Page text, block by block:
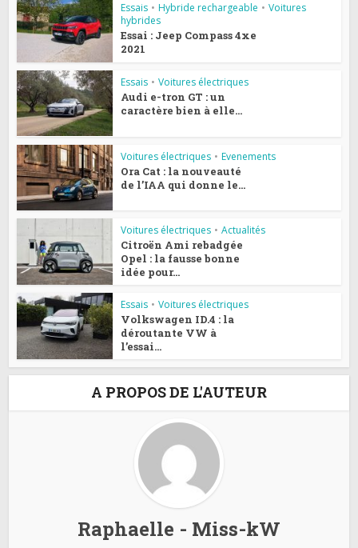
Essais • Hybride rechargeable • Voitures
hybrides
Essai : Jeep Compass 4xe
2021
Essais • Voitures électriques
Audi e-tron GT : un
caractère bien à elle…
Voitures électriques • Evenements
Ora Cat : la nouveauté
de l’IAA qui donne le...
Voitures électriques • Actualités
Citroën Ami rebadgée
Opel : la fausse bonne
idée pour...
Essais • Voitures électriques
Volkswagen ID.4 : la
déroutante VW à
l’essai...
A PROPOS DE L'AUTEUR
Raphaelle - Miss-kW